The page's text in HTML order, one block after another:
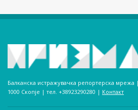
Балканска истражувачка репортерска
1000 Скопје | тел. +38923290280­ | Контакт